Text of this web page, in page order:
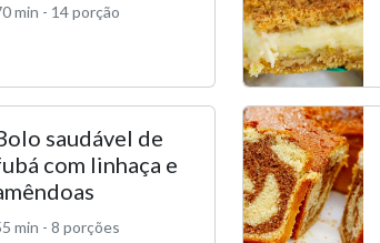
min - 14 porção
saudável de
com linhaça e
min - 8 porções